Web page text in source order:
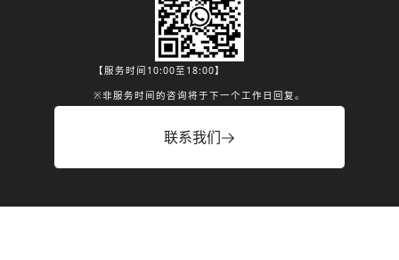
【服务时间10:00至18:00】
※非服务时间的咨询将于下一个工作日回复。
联系我们